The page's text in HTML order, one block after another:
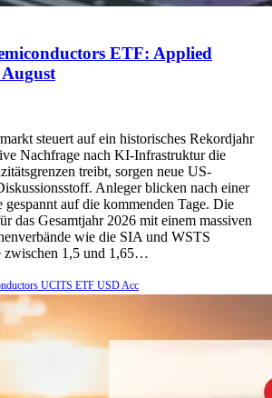
ETF: Applied
steuert auf ein historisches Rekordjahr
Nachfrage nach KI-Infrastruktur die
treibt, sorgen neue US-
Anleger blicken nach einer
gespannt auf die kommenden Tage. Die
das Gesamtjahr 2026 mit einem massiven
wie die SIA und WSTS
zwischen 1,5 und 1,65…
UCITS ETF USD Acc